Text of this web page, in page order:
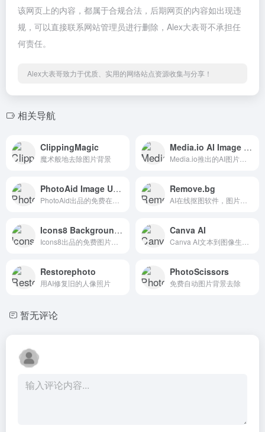
该网页上的内容，都属于合规合法，后期网页的内容如出现违
规，可以直接联系网站管理员进行删除，Alex大表哥不承担任
何责任。
Alex大表哥致力于优质、实用的网络站点资源收集与分享！
相关导航
ClippingMagic
魔术般地去除图片背景
Media.io AI Image Upscaler
PhotoAid Image Upscaler Remove.bg
Icons8 Background Remover Canva AI
Restorephoto
用AI修复旧的人像照片
PhotoScissors
免费自动图片背景去除
暂无评论